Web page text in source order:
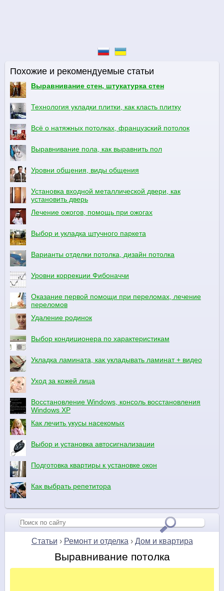
Похожие и рекомендуемые статьи
Выравнивание стен, штукатурка стен
Технология укладки плитки, как класть плитку
Всё о натяжных потолках, французский потолок
Выравнивание пола, как выравнить пол
Уровни общения, виды общения
Установка входной металлической двери, как
установить дверь
Лечение ожогов, помощь при ожогах
Выбор и укладка штучного паркета
Варианты отделки потолка, дизайн потолка
Уровни коррекции Фибоначчи
Оказание первой помощи при переломах, лечение
переломов
Удаление родинок
Выбор кондиционера по характеристикам
Укладка ламината, как укладывать ламинат + видео
Уход за кожей лица
Восстановление Windows, консоль восстановления
Windows XP
Как лечить укусы насекомых
Выбор и установка автосигнализации
Подготовка квартиры к установке окон
Как выбрать репетитора
Статьи › Ремонт и отделка › Дом и квартира
Выравнивание потолка